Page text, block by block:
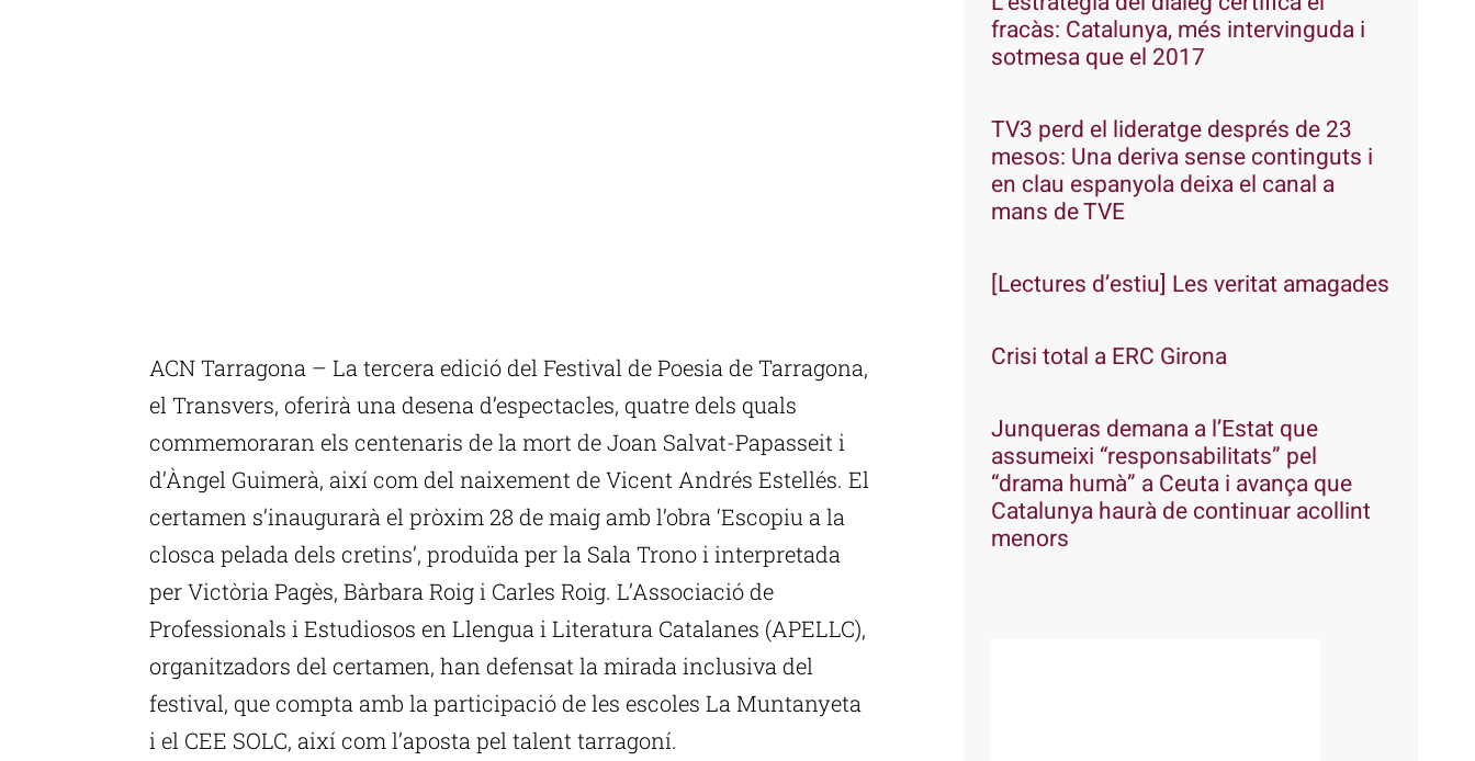
ACN Tarragona – La tercera edició del Festival de Poesia de Tarragona,
el Transvers, oferirà una desena d’espectacles, quatre dels quals
commemoraran els centenaris de la mort de Joan Salvat-Papasseit i
d’Àngel Guimerà, així com del naixement de Vicent Andrés Estellés. El
certamen s’inaugurarà el pròxim 28 de maig amb l’obra ‘Escopiu a la
closca pelada dels cretins’, produïda per la Sala Trono i interpretada
per Victòria Pagès, Bàrbara Roig i Carles Roig. L’Associació de
Professionals i Estudiosos en Llengua i Literatura Catalanes (APELLC),
organitzadors del certamen, han defensat la mirada inclusiva del
festival, que compta amb la participació de les escoles La Muntanyeta
i el CEE SOLC, així com l’aposta pel talent tarragoní.
fracàs: Catalunya, més intervinguda i
sotmesa que el 2017
TV3 perd el lideratge després de 23
mesos: Una deriva sense continguts i
en clau espanyola deixa el canal a
mans de TVE
[Lectures d’estiu] Les veritat amagades
Crisi total a ERC Girona
Junqueras demana a l’Estat que
assumeixi “responsabilitats” pel
“drama humà” a Ceuta i avança que
Catalunya haurà de continuar acollint
menors